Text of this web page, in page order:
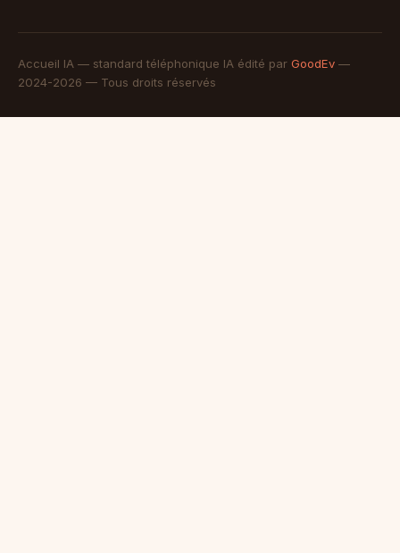
Accueil IA — standard téléphonique IA édité par GoodEv —
2024-2026 — Tous droits réservés